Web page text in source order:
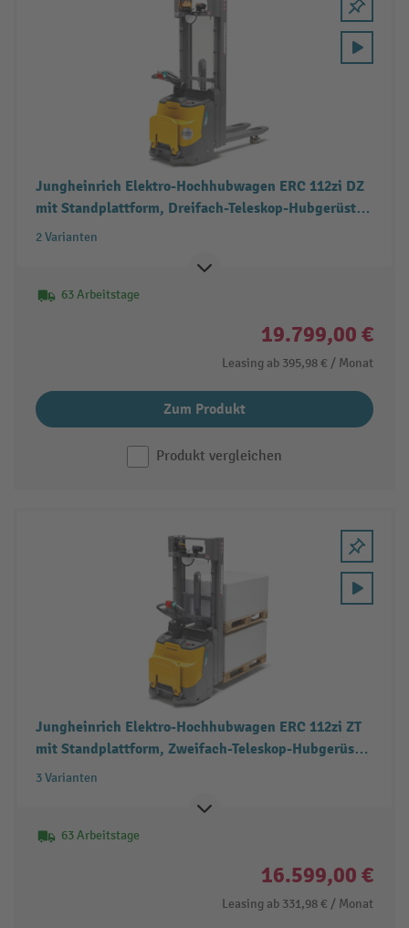
Jungheinrich Elektro-Hochhubwagen ERC 112zi DZ
mit Standplattform, Dreifach-Teleskop-Hubgerüst,
Tragfähigkeit 1.200 kg
2 Varianten
63 Arbeitstage
19.799,00 €
Leasing ab 395,98 € / Monat
Zum Produkt
Produkt vergleichen
Jungheinrich Elektro-Hochhubwagen ERC 112zi ZT
mit Standplattform, Zweifach-Teleskop-Hubgerüst,
Doppelstockfunktion, Tragfähigkeit 1.200 kg
3 Varianten
63 Arbeitstage
16.599,00 €
Leasing ab 331,98 € / Monat